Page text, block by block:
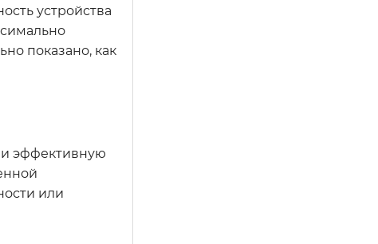
устройства
показано, как
и эффективную
или